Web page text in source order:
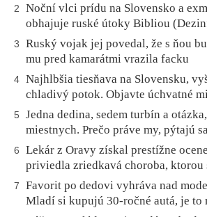
2
Noční vlci prídu na Slovensko a
obhajuje ruské útoky Bibliou
3
Ruský vojak jej povedal, že s ňou
mu pred kamarátmi vrazila facku
4 Najhlbšia tiesňava na Slovensku,
chladivý potok. Objavte úchvatné
5
Jedna dedina, sedem turbín a
miestnych. Prečo práve my, pýtajú
6
Lekár z Oravy získal prestížne
priviedla zriedkavá choroba, ktorou
7
Favorit po dedovi vyhráva nad
Mladí si kupujú 30-ročné autá, je to